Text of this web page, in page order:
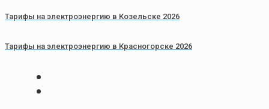
Тарифы на электроэнергию в Козельске 2026
Тарифы на электроэнергию в Красногорске 2026